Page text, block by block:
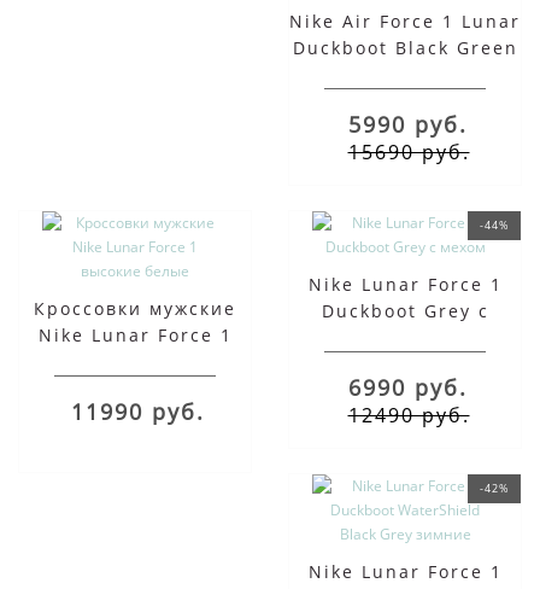
Nike Air Force 1 Lunar
Duckboot Black Green
5990 руб.
15690 руб.
Кроссовки мужские
Nike Lunar Force 1
11990 руб.
-44%
Nike Lunar Force 1
Duckboot Grey с
6990 руб.
12490 руб.
-42%
Nike Lunar Force 1